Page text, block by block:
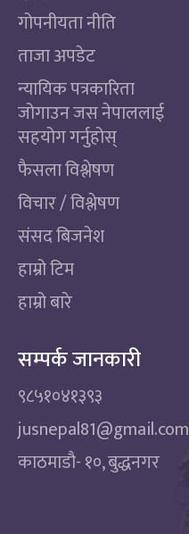
गोपनीयता नीति
ताजा अपडेट
न्यायिक पत्रकारिता
जोगाउन जस नेपाललाई
सहयोग गर्नुहोस्
फैसला विश्लेषण
विचार / विश्लेषण
संसद बिजनेश
हाम्रो टिम
हाम्रो बारे
सम्पर्क जानकारी
९८५१०४१३९३
jusnepal81@gmail.com
काठमाडाै‌- १०, बुद्धनगर